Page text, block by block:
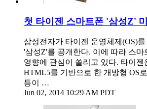
첫 타이젠 스마트폰 '삼성Z'
삼성전자가 타이젠 운영체제(OS)
'삼성Z'를 공개한다. 이에 따라 스마
영향에 관심이 쏠리고 있다. 타이젠
HTML5를 기반으로 한 개방형 OS
등이 …
Jun 02, 2014 10:29 AM PDT